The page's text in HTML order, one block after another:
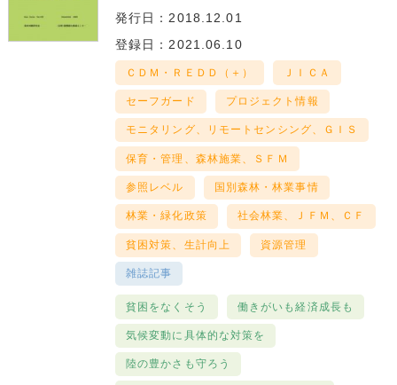
発行日：2018.12.01
登録日：2021.06.10
ＣＤＭ・ＲＥＤＤ（＋） ＪＩＣＡ
セーフガード プロジェクト情報
モニタリング、リモートセンシング、ＧＩＳ
保育・管理、森林施業、ＳＦＭ
参照レベル 国別森林・林業事情
林業・緑化政策 社会林業、ＪＦＭ、ＣＦ
貧困対策、生計向上 資源管理
雑誌記事
貧困をなくそう 働きがいも経済成長も
気候変動に具体的な対策を
陸の豊かさも守ろう